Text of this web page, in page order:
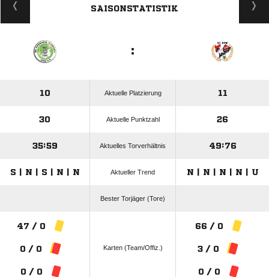
SAISONSTATISTIK
:
10 Aktuelle Platzierung 11
30 Aktuelle Punktzahl 26
35:59 Aktuelles Torverhältnis 49:76
S | N | S | N | N Aktueller Trend N | N | N | N | U
Bester Torjäger (Tore)
47 / 0
0 / 0
0 / 0
Karten (Team/Offiz.)
66 / 0
3 / 0
0 / 0